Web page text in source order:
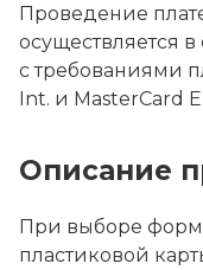
Проведение
осуществляется в
с требованиями
Int. и MasterCard
Описание
При выборе
пластиковой